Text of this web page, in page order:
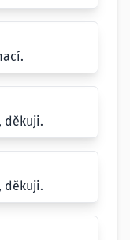
děkuji.
děkuji.